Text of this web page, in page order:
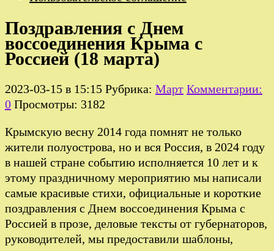
Поздравления с Днем
воссоединения Крыма с
Россией (18 марта)
2023-03-15 в 15:15 Рубрика: Март Комментарии:
0 Просмотры: 3182
Крымскую весну 2014 года помнят не только
жители полуострова, но и вся Россия, в 2024 году
в нашей стране событию исполняется 10 лет и к
этому праздничному мероприятию мы написали
самые красивые стихи, официальные и короткие
поздравления с Днем воссоединения Крыма с
Россией в прозе, деловые тексты от губернаторов,
руководителей, мы предоставили шаблоны,